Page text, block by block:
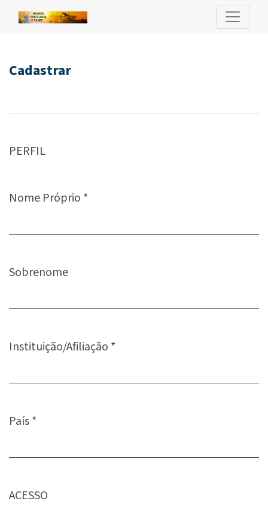
Cadastrar
PERFIL
Nome Próprio *
Sobrenome
Instituição/Afiliação *
País*
ACESSO